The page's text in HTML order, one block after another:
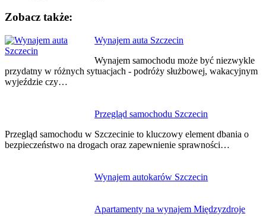
Zobacz także:
Wynajem auta Szczecin
Wynajem samochodu może być niezwykle
przydatny w różnych sytuacjach - podróży służbowej, wakacyjnym
wyjeździe czy…
Przegląd samochodu Szczecin
Przegląd samochodu w Szczecinie to kluczowy element dbania o
bezpieczeństwo na drogach oraz zapewnienie sprawności…
Wynajem autokarów Szczecin
Apartamenty na wynajem Międzyzdroje
Nawigacja
wpisu